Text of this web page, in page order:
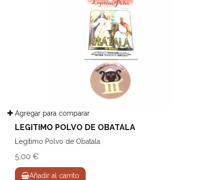
Agregar para comparar
LEGITIMO POLVO DE OBATALA
Legitimo Polvo de Obatala.
5,00 €
Añadir al carrito